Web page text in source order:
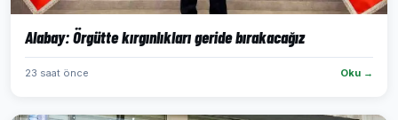
Alabay: Örgütte kırgınlıkları geride bırakacağız
23 saat önce Oku →